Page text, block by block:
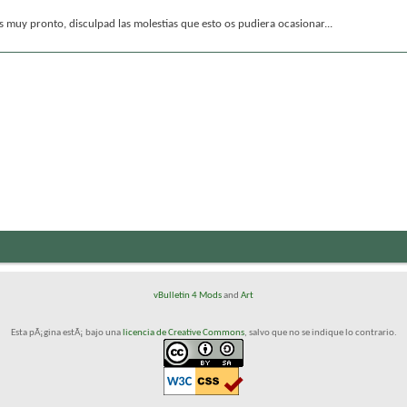
muy pronto, disculpad las molestias que esto os pudiera ocasionar...
vBulletin 4 Modsand Art
Esta pÃ¡gina estÃ¡ bajo una licencia de Creative Commons, salvo que no se indique lo contrario.